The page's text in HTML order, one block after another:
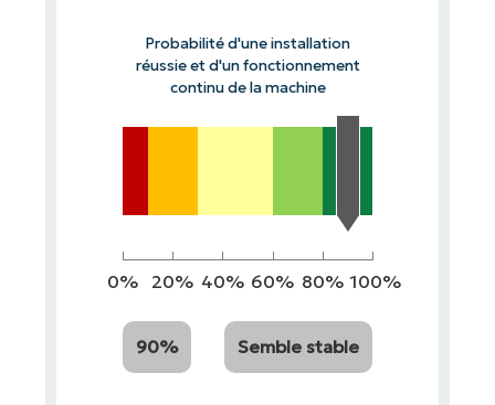
Probabilité d'une installation
réussie et d'un fonctionnement
continu de la machine
0% 20% 40% 60% 80% 100%
90% Semble stable